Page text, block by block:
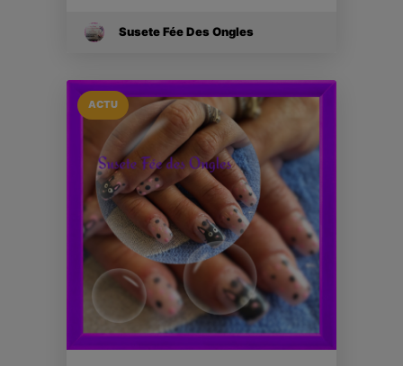
Susete Fée Des Ongles
ACTU